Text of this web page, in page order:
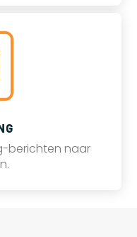
berichten naar